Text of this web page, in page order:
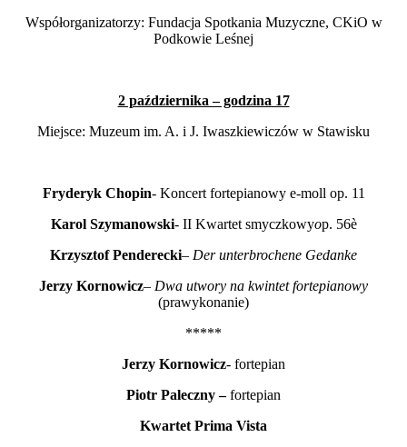
Współorganizatorzy: Fundacja Spotkania Muzyczne, CKiO w
Podkowie Leśnej
2 października – godzina 17
Miejsce: Muzeum im. A. i J. Iwaszkiewiczów w Stawisku
Fryderyk Chopin- Koncert fortepianowy e-moll op. 11
Karol Szymanowski- II Kwartet smyczkowyop. 56è
Krzysztof Penderecki– Der unterbrochene Gedanke
Jerzy Kornowicz– Dwa utwory na kwintet fortepianowy
(prawykonanie)
*****
Jerzy Kornowicz- fortepian
Piotr Paleczny –fortepian
Kwartet Prima Vista